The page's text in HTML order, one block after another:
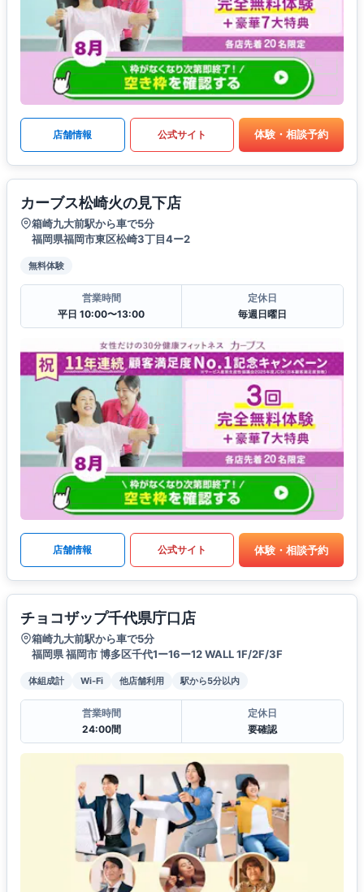
店舗情報 公式サイト 体験・相談予約
カーブス松崎火の見下店
箱崎九大前駅から車で5分
福岡県福岡市東区松崎3丁目4ー2
無料体験
営業時間
平日 10:00〜13:00
定休日
毎週日曜日
店舗情報 公式サイト 体験・相談予約
チョコザップ千代県庁口店
箱崎九大前駅から車で5分
福岡県 福岡市 博多区千代1ー16ー12 WALL 1F/2F/3F
体組成計 Wi-Fi 他店舗利用 駅から5分以内
営業時間
24:00間
定休日
要確認